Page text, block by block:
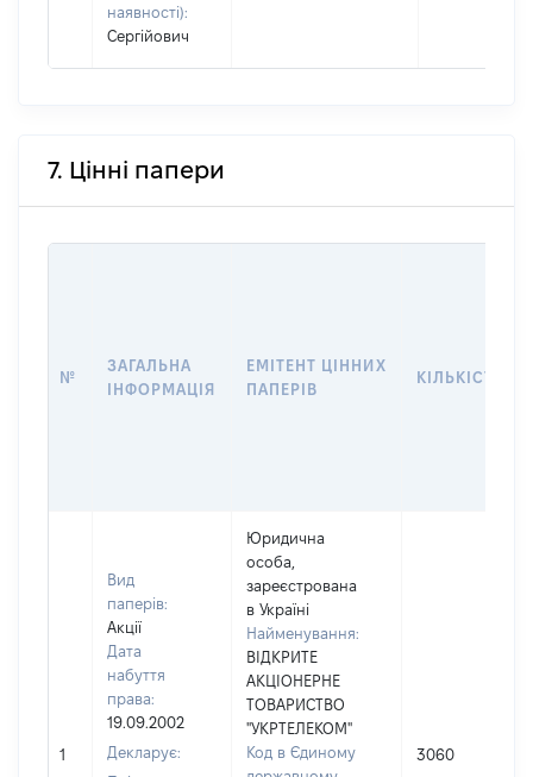
наявності):
Сергійович
7. Цінні папери
№
ЗАГАЛЬНА
ІНФОРМАЦІЯ
ЕМІТЕНТ ЦІННИХ
ПАПЕРІВ
КІЛЬКІСТЬ
1
Вид
паперів:
Акції
Дата
набуття
права:
19.09.2002
Декларує:
Юридична
особа,
зареєстрована
в Україні
Найменування:
ВІДКРИТЕ
АКЦІОНЕРНЕ
ТОВАРИСТВО
"УКРТЕЛЕКОМ"
Код в Єдиному
3060